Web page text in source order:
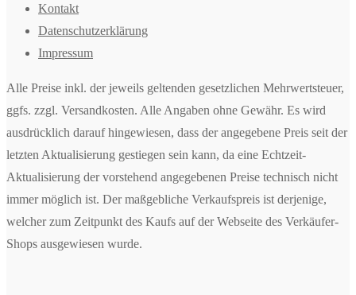
Kontakt
Datenschutzerklärung
Impressum
Alle Preise inkl. der jeweils geltenden gesetzlichen Mehrwertsteuer,
ggfs. zzgl. Versandkosten. Alle Angaben ohne Gewähr. Es wird
ausdrücklich darauf hingewiesen, dass der angegebene Preis seit der
letzten Aktualisierung gestiegen sein kann, da eine Echtzeit-
Aktualisierung der vorstehend angegebenen Preise technisch nicht
immer möglich ist. Der maßgebliche Verkaufspreis ist derjenige,
welcher zum Zeitpunkt des Kaufs auf der Webseite des Verkäufer-
Shops ausgewiesen wurde.